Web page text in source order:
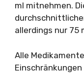
ml mitnehmen.
allerdings nur 75
Alle